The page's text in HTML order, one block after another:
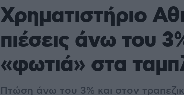
Χρηματιστήριο
πιέσεις άνω του
«φωτιά» στα
Πτώση άνω του 3% και στον